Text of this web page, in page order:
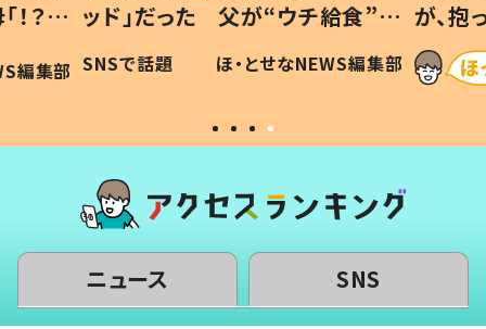
食”を
編集部
が、抱っこすると…ひ孫の反応に
「涙が出ました」「可愛くて仕方な
い」
ほ・とせなNEWS編集部
ニュース SNS